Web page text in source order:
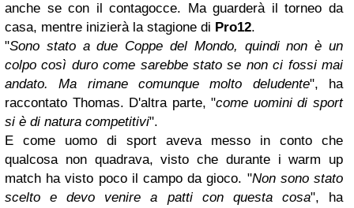
anche se con il contagocce. Ma guarderà il torneo da
casa, mentre inizierà la stagione di Pro12.
"Sono stato a due Coppe del Mondo, quindi non è un
colpo così duro come sarebbe stato se non ci fossi mai
andato. Ma rimane comunque molto deludente", ha
raccontato Thomas. D'altra parte, "come uomini di sport
si è di natura competitivi".
E come uomo di sport aveva messo in conto che
qualcosa non quadrava, visto che durante i warm up
match ha visto poco il campo da gioco. "Non sono stato
scelto e devo venire a patti con questa cosa", ha